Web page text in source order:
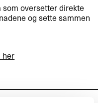
som oversetter direkte
og sette sammen
her